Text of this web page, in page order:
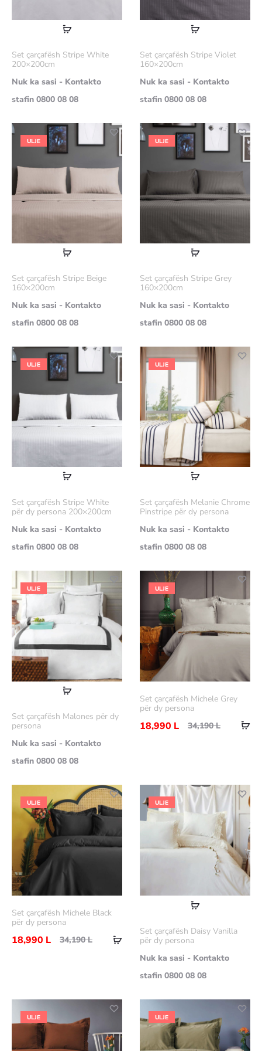
Lexoni
shumë
Set çarçafësh Stripe White
200×200cm
Nuk ka sasi - Kontakto
stafin 0800 08 08
Lexoni
shumë
Set çarçafësh Stripe Violet
160×200cm
Nuk ka sasi - Kontakto
stafin 0800 08 08
ULJE
Lexoni
Set çarçafësh Stripe Beige
160×200cm
Nuk ka sasi - Kontakto
stafin 0800 08 08
ULJE
Lexoni
Set çarçafësh Stripe Grey
160×200cm
Nuk ka sasi - Kontakto
stafin 0800 08 08
ULJE
Lexoni
shumë
Set çarçafësh Stripe White
për dy persona 200×200cm
Nuk ka sasi - Kontakto
stafin 0800 08 08
ULJE
Lexoni
shumë
Set çarçafësh Melanie Chrome
Pinstripe për dy persona
Nuk ka sasi - Kontakto
stafin 0800 08 08
ULJE
Lexoni
Set çarçafësh Malones për dy
persona
Nuk ka sasi - Kontakto
stafin 0800 08 08
ULJE
Set çarçafësh Michele Grey
për dy persona
34,190L
18,990 L
ULJE
Shtoje
shportë
Set çarçafësh Michele Black
për dy persona
34,190L
18,990 L
ULJE
Lexoni
shumë
Set çarçafësh Daisy Vanilla
për dy persona
Nuk ka sasi - Kontakto
stafin 0800 08 08
ULJE ULJE